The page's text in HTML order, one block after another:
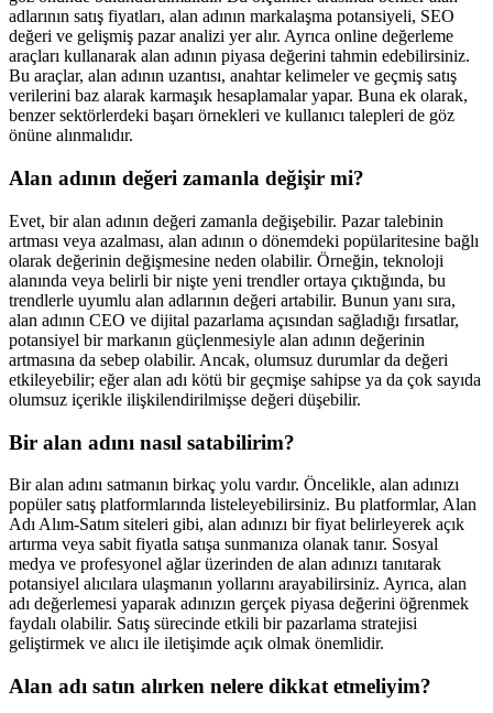
adlarının satış fiyatları, alan adının markalaşma potansiyeli, SEO
değeri ve gelişmiş pazar analizi yer alır. Ayrıca online değerleme
araçları kullanarak alan adının piyasa değerini tahmin edebilirsiniz.
Bu araçlar, alan adının uzantısı, anahtar kelimeler ve geçmiş satış
verilerini baz alarak karmaşık hesaplamalar yapar. Buna ek olarak,
benzer sektörlerdeki başarı örnekleri ve kullanıcı talepleri de göz
önüne alınmalıdır.
Alan adının değeri zamanla değişir mi?
Evet, bir alan adının değeri zamanla değişebilir. Pazar talebinin
artması veya azalması, alan adının o dönemdeki popülaritesine bağlı
olarak değerinin değişmesine neden olabilir. Örneğin, teknoloji
alanında veya belirli bir nişte yeni trendler ortaya çıktığında, bu
trendlerle uyumlu alan adlarının değeri artabilir. Bunun yanı sıra,
alan adının CEO ve dijital pazarlama açısından sağladığı fırsatlar,
potansiyel bir markanın güçlenmesiyle alan adının değerinin
artmasına da sebep olabilir. Ancak, olumsuz durumlar da değeri
etkileyebilir; eğer alan adı kötü bir geçmişe sahipse ya da çok sayıda
olumsuz içerikle ilişkilendirilmişse değeri düşebilir.
Bir alan adını nasıl satabilirim?
Bir alan adını satmanın birkaç yolu vardır. Öncelikle, alan adınızı
popüler satış platformlarında listeleyebilirsiniz. Bu platformlar, Alan
Adı Alım-Satım siteleri gibi, alan adınızı bir fiyat belirleyerek açık
artırma veya sabit fiyatla satışa sunmanıza olanak tanır. Sosyal
medya ve profesyonel ağlar üzerinden de alan adınızı tanıtarak
potansiyel alıcılara ulaşmanın yollarını arayabilirsiniz. Ayrıca, alan
adı değerlemesi yaparak adınızın gerçek piyasa değerini öğrenmek
faydalı olabilir. Satış sürecinde etkili bir pazarlama stratejisi
geliştirmek ve alıcı ile iletişimde açık olmak önemlidir.
Alan adı satın alırken nelere dikkat etmeliyim?